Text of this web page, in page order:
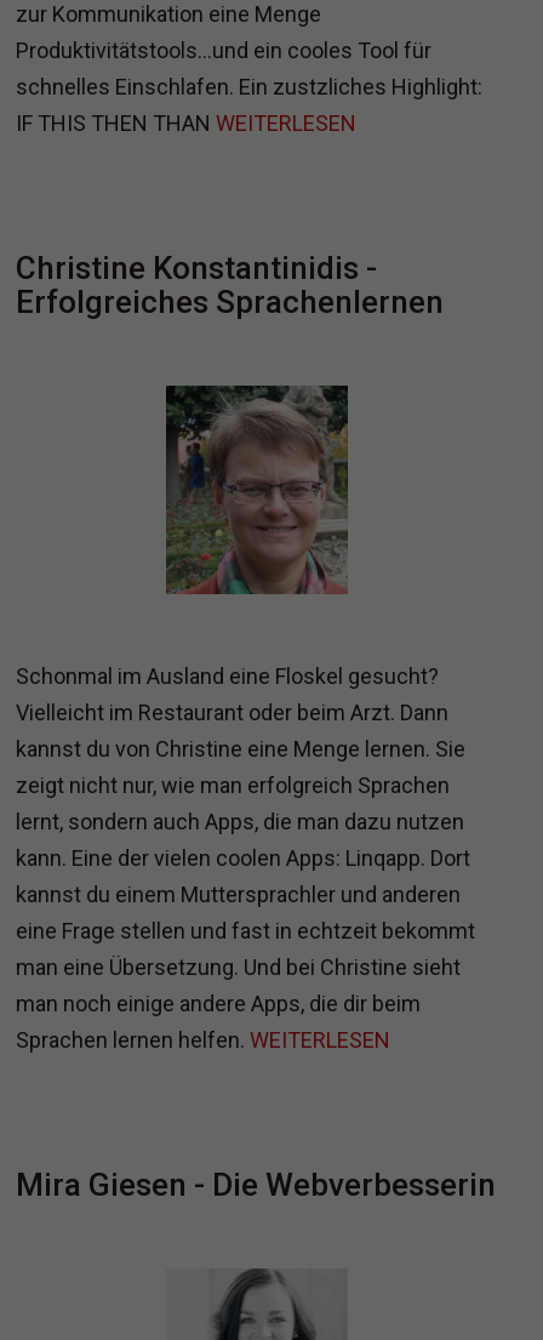
zur Kommunikation eine Menge
Produktivitätstools...und ein cooles Tool für
schnelles Einschlafen. Ein zustzliches Highlight:
IF THIS THEN THANWEITERLESEN
Christine Konstantinidis -
Erfolgreiches Sprachenlernen
Schonmal im Ausland eine Floskel gesucht?
Vielleicht im Restaurant oder beim Arzt. Dann
kannst du von Christine eine Menge lernen. Sie
zeigt nicht nur, wie man erfolgreich Sprachen
lernt, sondern auch Apps, die man dazu nutzen
kann. Eine der vielen coolen Apps: Linqapp. Dort
kannst du einem Muttersprachler und anderen
eine Frage stellen und fast in echtzeit bekommt
man eine Übersetzung. Und bei Christine sieht
man noch einige andere Apps, die dir beim
Sprachen lernen helfen.WEITERLESEN
Mira Giesen - Die Webverbesserin